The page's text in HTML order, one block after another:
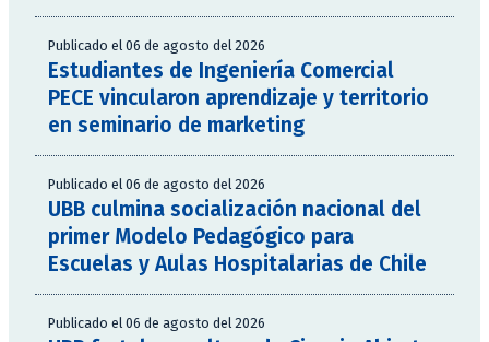
Publicado el 06 de agosto del 2026
Estudiantes de Ingeniería Comercial
PECE vincularon aprendizaje y territorio
en seminario de marketing
Publicado el 06 de agosto del 2026
UBB culmina socialización nacional del
primer Modelo Pedagógico para
Escuelas y Aulas Hospitalarias de Chile
Publicado el 06 de agosto del 2026